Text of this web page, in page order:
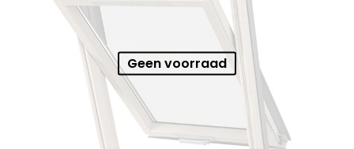
Geen voorraad